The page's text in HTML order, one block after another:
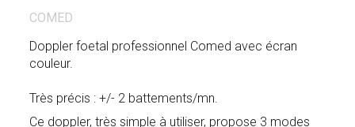
COMED
Doppler foetal professionnel Comed avec écran
couleur.
Très précis : +/- 2 battements/mn.
Ce doppler, très simple à utiliser, propose 3 modes